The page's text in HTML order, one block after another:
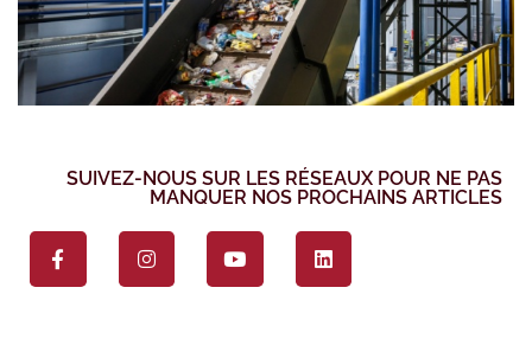
SUIVEZ-NOUS SUR LES RÉSEAUX POUR NE PAS
MANQUER NOS PROCHAINS ARTICLES